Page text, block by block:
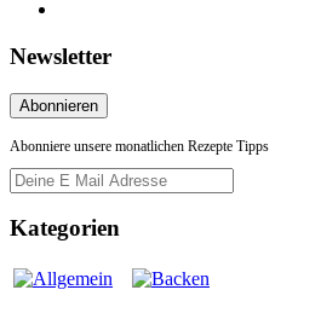
Newsletter
Abonniere unsere monatlichen Rezepte Tipps
Kategorien